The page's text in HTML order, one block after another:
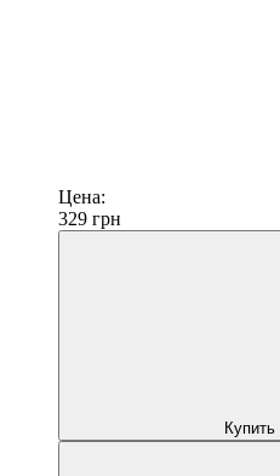
Цена:
329 грн
Купить